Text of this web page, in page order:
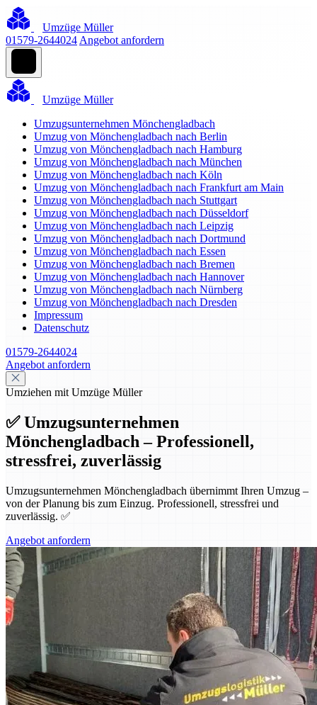
Umzüge Müller
01579-2644024 Angebot anfordern
Umzüge Müller
Umzugsunternehmen Mönchengladbach
Umzug von Mönchengladbach nach Berlin
Umzug von Mönchengladbach nach Hamburg
Umzug von Mönchengladbach nach München
Umzug von Mönchengladbach nach Köln
Umzug von Mönchengladbach nach Frankfurt am Main
Umzug von Mönchengladbach nach Stuttgart
Umzug von Mönchengladbach nach Düsseldorf
Umzug von Mönchengladbach nach Leipzig
Umzug von Mönchengladbach nach Dortmund
Umzug von Mönchengladbach nach Essen
Umzug von Mönchengladbach nach Bremen
Umzug von Mönchengladbach nach Hannover
Umzug von Mönchengladbach nach Nürnberg
Umzug von Mönchengladbach nach Dresden
Impressum
Datenschutz
01579-2644024
Angebot anfordern
Umziehen mit Umzüge Müller
✅ Umzugsunternehmen
Mönchengladbach – Professionell,
stressfrei, zuverlässig
Umzugsunternehmen Mönchengladbach übernimmt Ihren Umzug –
von der Planung bis zum Einzug. Professionell, stressfrei und
zuverlässig. ✅
Angebot anfordern